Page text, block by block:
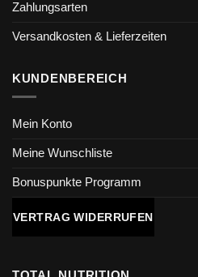
Zahlungsarten
Versandkosten & Lieferzeiten
KUNDENBEREICH
Mein Konto
Meine Wunschliste
Bonuspunkte Programm
VERTRAG WIDERRUFEN